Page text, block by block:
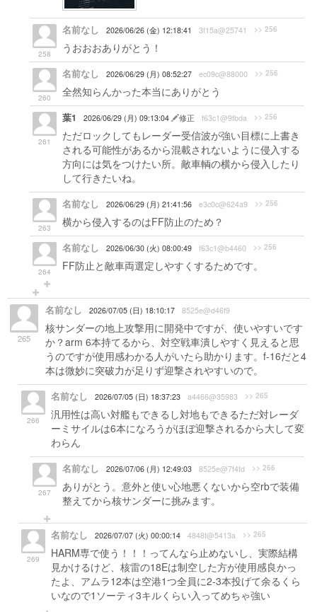
258
名前なし 2026/06/26 (金) 12:18:41 3f15a@25741 >> 256
うおおおありがとう！
260
名前なし 2026/06/29 (月) 08:52:27 ec09c@88000 >> 256
全然知らんかった本当にありがとう
261
葉1 2026/06/29 (月) 09:13:04 修正 f63c1@9fbda >> 256
ただロックしてもレーダー受信波が強い目標に上書き
される可能性があるから混載されないように侵入する
方向には気をつけたい所。敵車輌の横から侵入したり
して行きたいね。
263
名前なし 2026/06/29 (月) 21:41:56 e3c0c@624a9 >> 256
横から侵入するのはFF防止のため？
264
名前なし 2026/06/30 (火) 08:00:49 f63c1@b4460 >> 256
FF防止と敵車両選定しやすくするためです。
265
名前なし 2026/07/05 (日) 18:10:17 8525e@d46f9
核サンダーの地上攻撃用に開発中ですが、使いやすいです
か？arm 6本持てるから、対空戦車潰しやすく見えると思
うのですが使用感わかる人がいたら助かります。f-16だと4
本は微妙に突破力が足りず迎撃されやすいので。
266
名前なし 2026/07/05 (日) 18:37:23 a4466@35983 >> 265
汎用性は高い対艦もできるし対地もできるただ対レーダ
ーミサイルは6本になろうがほぼ迎撃されるから大して変
わらん
267
名前なし 2026/07/06 (月) 12:49:03 8525e@7f4fd >> 266
ありがとう。意外と使い心地悪くないから空rbで装備
整えてから核サンダーに挑みます。
269
名前なし 2026/07/07 (火) 00:00:14 4848f@5413a >> 265
HARM専で使う！！！ってんなら止めないし、実際結構
見かけるけど、核雷の18Eは制空した方が使用感良かっ
たよ、アムラ12本は空港1つ全員に2-3本投げて余るくら
いなので1ソーティ3キルくらい入ってめちゃ強い